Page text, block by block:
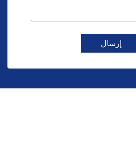
إرسال